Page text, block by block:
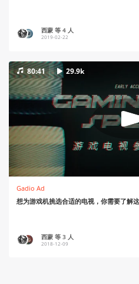
西蒙 等 4 人
2019-02-22
80:41 29.9k
Gadio Ad
想为游戏机挑选合适的电视，你需要了解
西蒙 等 3 人
2018-12-09